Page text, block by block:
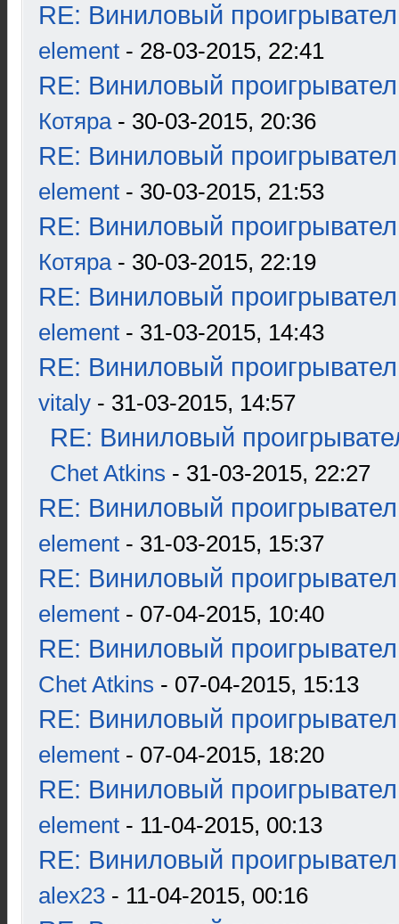
RE: Виниловый
element - 28-03-2015, 22:41
RE: Виниловый
Котяра- 30-03-2015, 20:36
RE: Виниловый
element - 30-03-2015, 21:53
RE: Виниловый
Котяра- 30-03-2015, 22:19
RE: Виниловый
element - 31-03-2015, 14:43
RE: Виниловый
vitaly - 31-03-2015, 14:57
RE: Виниловый
Chet Atkins - 31-03-2015, 22:27
RE: Виниловый
element - 31-03-2015, 15:37
RE: Виниловый
element - 07-04-2015, 10:40
RE: Виниловый
Chet Atkins - 07-04-2015, 15:13
RE: Виниловый
element - 07-04-2015, 18:20
RE: Виниловый
element - 11-04-2015, 00:13
RE: Виниловый
alex23 - 11-04-2015, 00:16